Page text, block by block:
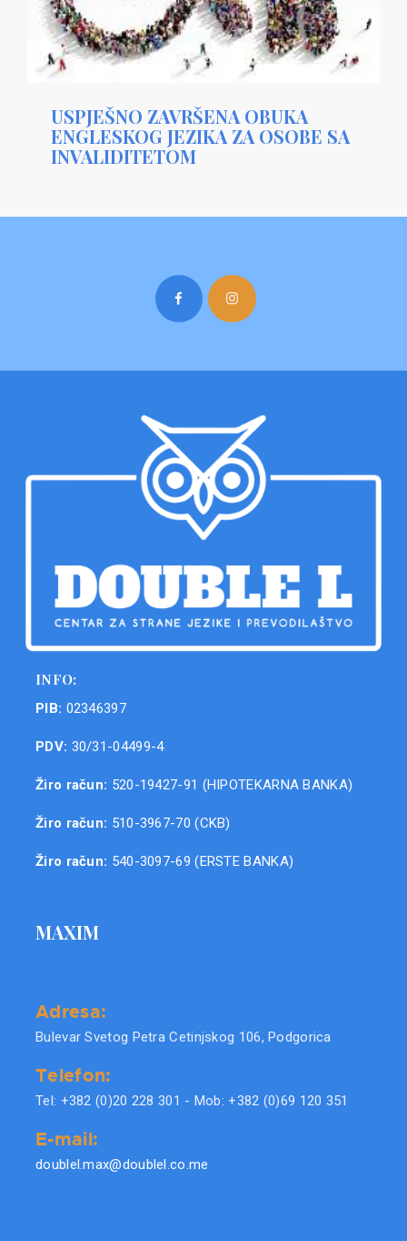
USPJEŠNO ZAVRŠENA OBUKA
ENGLESKOG JEZIKA ZA OSOBE SA
INVALIDITETOM
INFO:
PIB: 02346397
PDV: 30/31-04499-4
Žiro račun: 520-19427-91 (HIPOTEKARNA BANKA)
Žiro račun: 510-3967-70 (CKB)
Žiro račun: 540-3097-69 (ERSTE BANKA)
MAXIM
Adresa:
Bulevar Svetog Petra Cetinjskog 106, Podgorica
Telefon:
Tel: +382 (0)20 228 301 - Mob: +382 (0)69 120 351
E-mail:
doublel.max@doublel.co.me